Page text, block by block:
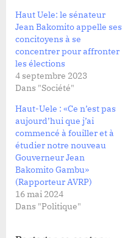
Haut Uele: le sénateur
Jean Bakomito appelle ses
concitoyens à se
concentrer pour affronter
les élections
4 septembre 2023
Dans "Société"
Haut-Uele : «Ce n’est pas
aujourd’hui que j’ai
commencé à fouiller et à
étudier notre nouveau
Gouverneur Jean
Bakomito Gambu»
(Rapporteur AVRP)
16 mai 2024
Dans "Politique"